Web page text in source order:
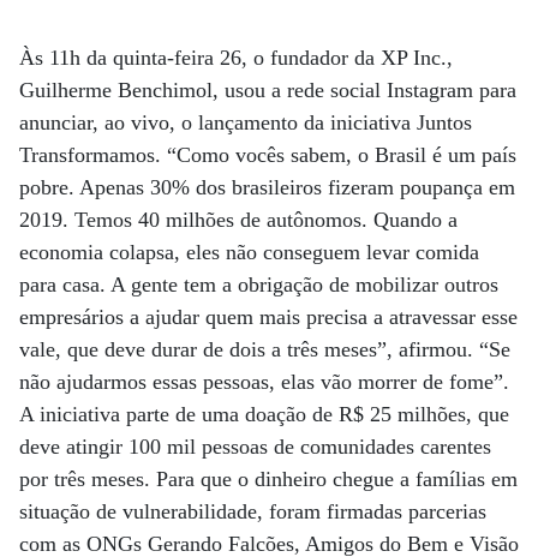
Às 11h da quinta-feira 26, o fundador da XP Inc.,
Guilherme Benchimol, usou a rede social Instagram para
anunciar, ao vivo, o lançamento da iniciativa Juntos
Transformamos. “Como vocês sabem, o Brasil é um país
pobre. Apenas 30% dos brasileiros fizeram poupança em
2019. Temos 40 milhões de autônomos. Quando a
economia colapsa, eles não conseguem levar comida
para casa. A gente tem a obrigação de mobilizar outros
empresários a ajudar quem mais precisa a atravessar esse
vale, que deve durar de dois a três meses”, afirmou. “Se
não ajudarmos essas pessoas, elas vão morrer de fome”.
A iniciativa parte de uma doação de R$ 25 milhões, que
deve atingir 100 mil pessoas de comunidades carentes
por três meses. Para que o dinheiro chegue a famílias em
situação de vulnerabilidade, foram firmadas parcerias
com as ONGs Gerando Falcões, Amigos do Bem e Visão